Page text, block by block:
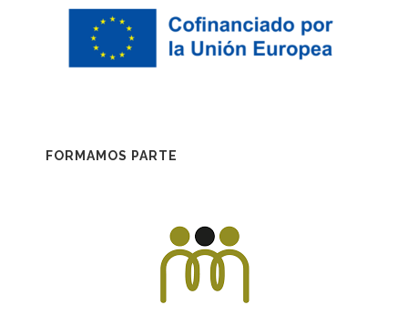
FORMAMOS PARTE